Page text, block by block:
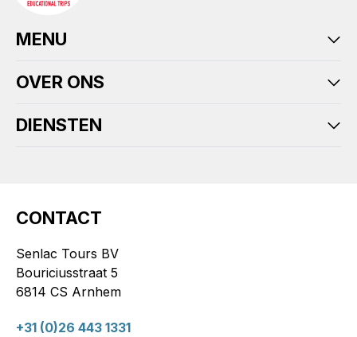
MENU
OVER ONS
DIENSTEN
CONTACT
Senlac Tours BV
Bouriciusstraat 5
6814 CS Arnhem
+31 (0)26 443 1331